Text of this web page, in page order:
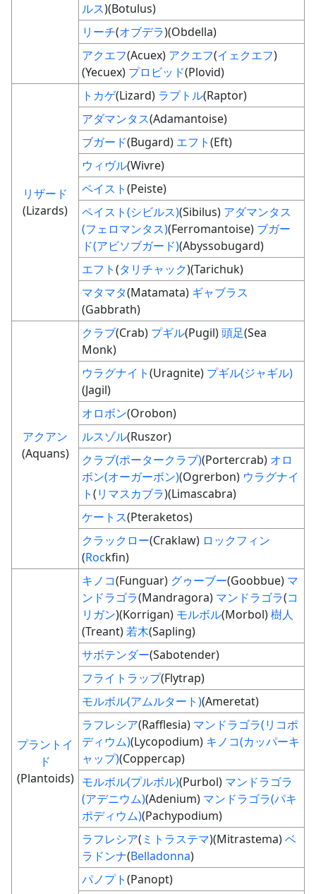
ルス)(Botulus)
リーチ(オブデラ)(Obdella)
アクエフ(Acuex) アクエフ(イェクエフ)
(Yecuex) プロビッド(Plovid)
リザード
(Lizards)
トカゲ(Lizard) ラプトル(Raptor)
アダマンタス(Adamantoise)
ブガード(Bugard) エフト(Eft)
ウィヴル(Wivre)
ペイスト(Peiste)
ペイスト(シビルス)(Sibilus) アダマンタス
(フェロマンタス)(Ferromantoise) ブガー
ド(アビソブガード)(Abyssobugard)
エフト(タリチャック)(Tarichuk)
マタマタ(Matamata) ギャブラス
(Gabbrath)
アクアン
(Aquans)
クラブ(Crab) プギル(Pugil)頭足(Sea
Monk)
ウラグナイト(Uragnite) プギル(ジャギル)
(Jagil)
オロボン(Orobon)
ルスゾル(Ruszor)
クラブ(ポータークラブ)(Portercrab) オロ
ボン(オーガーボン)(Ogrerbon) ウラグナイ
ト(リマスカブラ)(Limascabra)
ケートス(Pteraketos)
クラックロー(Craklaw) ロックフィン
(Rockfin)
プラントイ
ド
(Plantoids)
キノコ(Funguar) グゥーブー(Goobbue) マ
ンドラゴラ(Mandragora) マンドラゴラ(コ
リガン)(Korrigan) モルボル(Morbol)樹人
(Treant)若木(Sapling)
サボテンダー(Sabotender)
フライトラップ(Flytrap)
モルボル(アムルタート)(Ameretat)
ラフレシア(Rafflesia) マンドラゴラ(リコポ
ディウム)(Lycopodium) キノコ(カッパーキ
ャップ)(Coppercap)
モルボル(プルボル)(Purbol) マンドラゴラ
(アデニウム)(Adenium) マンドラゴラ(パキ
ポディウム)(Pachypodium)
ラフレシア( ミトラステマ)(Mitrastema)ベ
ラドンナ(Belladonna)
パノプト(Panopt)